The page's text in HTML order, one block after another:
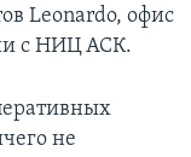
Leonardo, офис
с НИЦ АСК.
не